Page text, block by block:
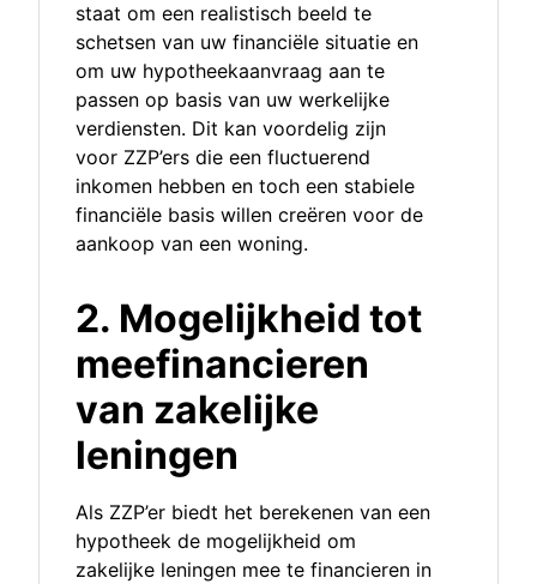
staat om een realistisch beeld te
schetsen van uw financiële situatie en
om uw hypotheekaanvraag aan te
passen op basis van uw werkelijke
verdiensten. Dit kan voordelig zijn
voor ZZP’ers die een fluctuerend
inkomen hebben en toch een stabiele
financiële basis willen creëren voor de
aankoop van een woning.
2. Mogelijkheid tot
meefinancieren
van zakelijke
leningen
Als ZZP’er biedt het berekenen van een
hypotheek de mogelijkheid om
zakelijke leningen mee te financieren in